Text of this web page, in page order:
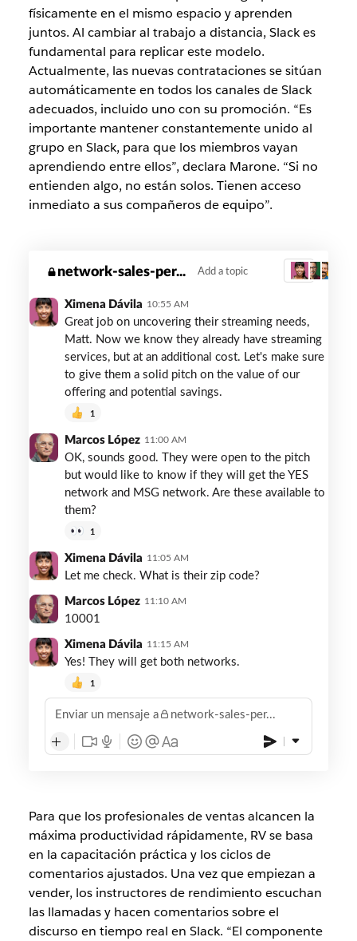
físicamente en el mismo espacio y aprenden
juntos. Al cambiar al trabajo a distancia, Slack es
fundamental para replicar este modelo.
Actualmente, las nuevas contrataciones se sitúan
automáticamente en todos los canales de Slack
adecuados, incluido uno con su promoción. “Es
importante mantener constantemente unido al
grupo en Slack, para que los miembros vayan
aprendiendo entre ellos”, declara Marone. “Si no
entienden algo, no están solos. Tienen acceso
inmediato a sus compañeros de equipo”.
ventures-network-sales-per... Add a topic 3
Ximena Dávila 10:55 AM
Great job on uncovering their streaming needs,
Matt. Now we know they already have streaming
services, but at an additional cost. Let's make sure
to give them a solid pitch on the value of our
offering and potential savings.
1
Marcos López 11:00 AM
OK, sounds good. They were open to the pitch
but would like to know if they will get the YES
network and MSG network. Are these available to
them?
1
Ximena Dávila 11:05 AM
Let me check. What is their zip code?
Marcos López 11:10 AM
10001
Ximena Dávila 11:15 AM
Yes! They will get both networks.
1
Enviar un mensaje a network-sales-per...
Para que los profesionales de ventas alcancen la
máxima productividad rápidamente, RV se basa
en la capacitación práctica y los ciclos de
comentarios ajustados. Una vez que empiezan a
vender, los instructores de rendimiento escuchan
las llamadas y hacen comentarios sobre el
discurso en tiempo real en Slack. “El componente